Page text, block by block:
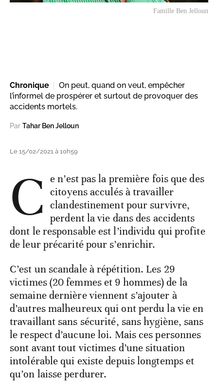
Famille Ben Jelloun
Chronique
On peut, quand on veut, empêcher
l’informel de prospérer et surtout de provoquer des
accidents mortels.
Par Tahar Ben Jelloun
Le 15/02/2021 à 10h59
C e n’est pas la première fois que des
citoyens acculés à travailler
clandestinement pour survivre,
perdent la vie dans des accidents
dont le responsable est l’individu qui profite
de leur précarité pour s’enrichir.
C’est un scandale à répétition. Les 29
victimes (20 femmes et 9 hommes) de la
semaine dernière viennent s’ajouter à
d’autres malheureux qui ont perdu la vie en
travaillant sans sécurité, sans hygiène, sans
le respect d’aucune loi. Mais ces personnes
sont avant tout victimes d’une situation
intolérable qui existe depuis longtemps et
qu’on laisse perdurer.